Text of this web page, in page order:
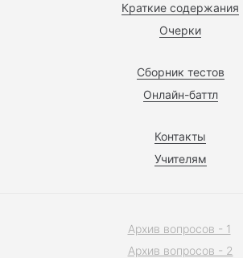
Краткие содержания
Очерки
Сборник тестов
Онлайн-баттл
Контакты
Учителям
Архив вопросов - 1
Архив вопросов - 2